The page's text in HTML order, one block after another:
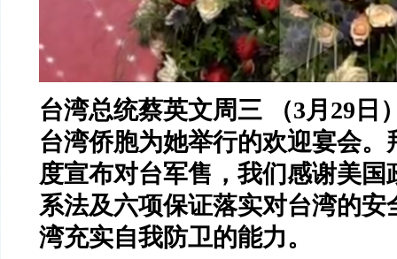
台湾总统蔡英文周三 （3月 29 日
台湾侨胞为她举行的欢迎宴会。
度宣布对台军售，我们感谢美国
系法及六项保证落实对台湾的安
湾充实自我防卫的能力。